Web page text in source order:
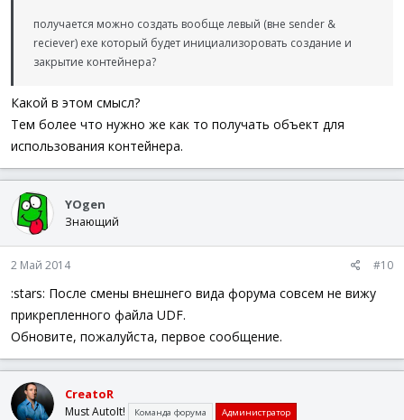
получается можно создать вообще левый (вне sender &
reciever) exe который будет инициализоровать создание и
закрытие контейнера?
Какой в этом смысл?
Тем более что нужно же как то получать объект для
использования контейнера.
YOgen
Знающий
2 Май 2014 #10
:stars: После смены внешнего вида форума совсем не вижу
прикрепленного файла UDF.
Обновите, пожалуйста, первое сообщение.
CreatoR
Must AutoIt! Команда форума Администратор